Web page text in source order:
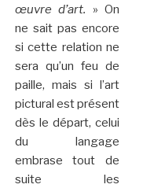
œuvre d’art. » On
ne sait pas encore
si cette relation ne
sera qu’un feu de
paille, mais si l’art
pictural est présent
dès le départ, celui
du langage
embrase tout de
suite les